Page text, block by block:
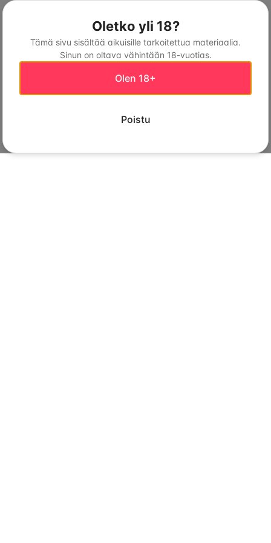
Oletko yli 18?
Tämä sivu sisältää aikuisille tarkoitettua materiaalia.
Sinun on oltava vähintään 18-vuotias.
Olen 18+
Poistu